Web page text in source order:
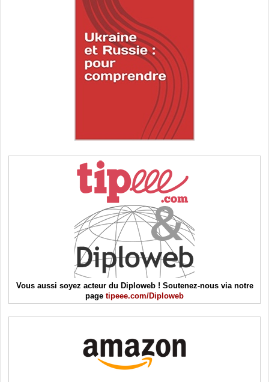
Vous aussi soyez acteur du Diploweb ! Soutenez-nous via notre
page tipeee.com/Diploweb